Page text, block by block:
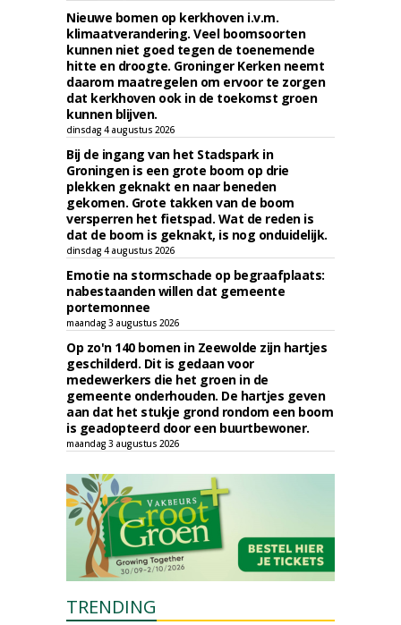
Nieuwe bomen op kerkhoven i.v.m.
klimaatverandering. Veel boomsoorten
kunnen niet goed tegen de toenemende
hitte en droogte. Groninger Kerken neemt
daarom maatregelen om ervoor te zorgen
dat kerkhoven ook in de toekomst groen
kunnen blijven.
dinsdag 4 augustus 2026
Bij de ingang van het Stadspark in
Groningen is een grote boom op drie
plekken geknakt en naar beneden
gekomen. Grote takken van de boom
versperren het fietspad. Wat de reden is
dat de boom is geknakt, is nog onduidelijk.
dinsdag 4 augustus 2026
Emotie na stormschade op begraafplaats:
nabestaanden willen dat gemeente
portemonnee
maandag 3 augustus 2026
Op zo'n 140 bomen in Zeewolde zijn hartjes
geschilderd. Dit is gedaan voor
medewerkers die het groen in de
gemeente onderhouden. De hartjes geven
aan dat het stukje grond rondom een boom
is geadopteerd door een buurtbewoner.
maandag 3 augustus 2026
TRENDING